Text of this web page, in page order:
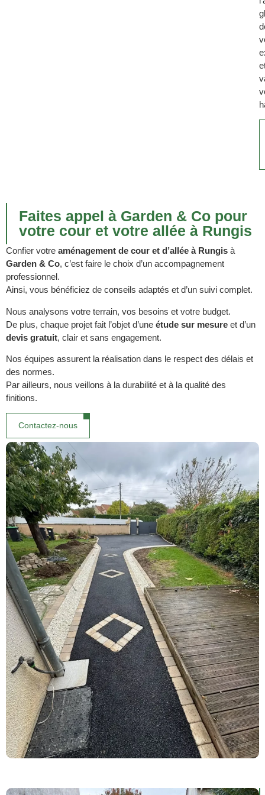
Faites appel à Garden & Co pour
votre cour et votre allée à Rungis
Confier votre aménagement de cour et d’allée à Rungis à
Garden & Co, c’est faire le choix d’un accompagnement
professionnel.
Ainsi, vous bénéficiez de conseils adaptés et d’un suivi complet.
Nous analysons votre terrain, vos besoins et votre budget.
De plus, chaque projet fait l’objet d’une étude sur mesure et d’un
devis gratuit, clair et sans engagement.
Nos équipes assurent la réalisation dans le respect des délais et
des normes.
Par ailleurs, nous veillons à la durabilité et à la qualité des
finitions.
Contactez-nous